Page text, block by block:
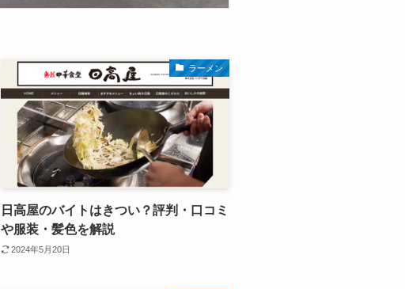
ラーメン
日高屋のバイトはきつい？評判・口コミ
や服装・髪色を解説
2024年5月20日